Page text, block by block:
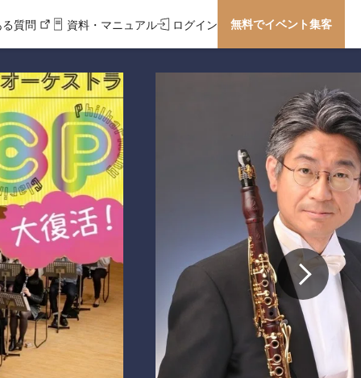
質問 資料・マニュアル ログイン 無料でイベント集客